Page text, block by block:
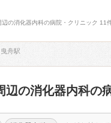
の消化器内科の病院・クリニック 11
曳舟駅
辺の消化器内科の